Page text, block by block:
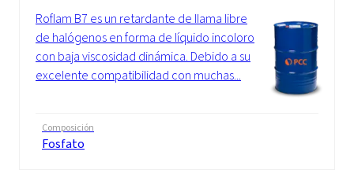
Roflam B7 es un retardante de llama libre
de halógenos en forma de líquido incoloro
con baja viscosidad dinámica. Debido a su
excelente compatibilidad con muchas...
Composición
Fosfato